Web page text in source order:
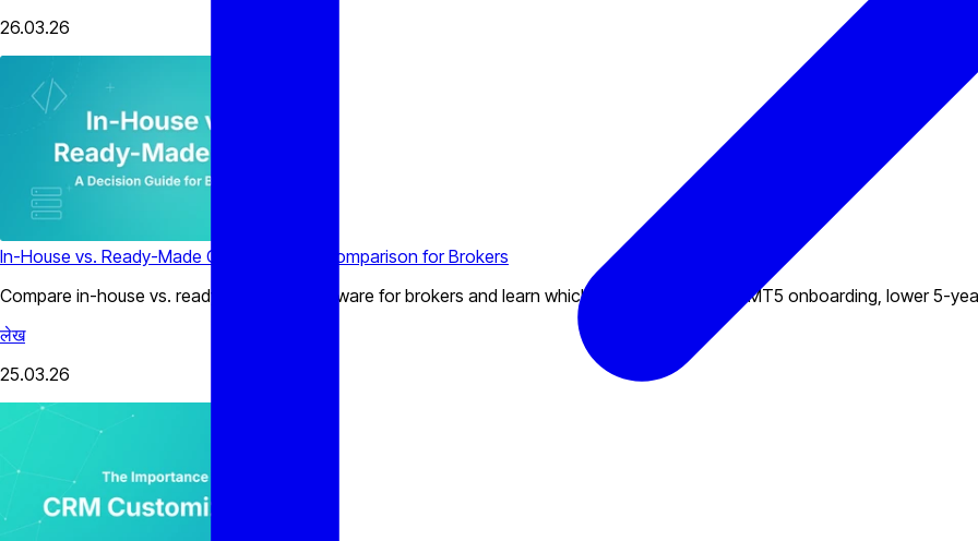
26.03.26
In-House vs. Ready-Made CRM Software Comparison for Brokers
Compare in-house vs. ready made crm software for brokers and learn which delivers faster MT4/MT5 onboarding, lower 5-
लेख
25.03.26